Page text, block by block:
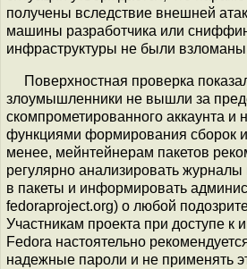
получены вследствие внешней
машины разработчика или
инфраструктуры не были
Поверхностная проверка
злоумышленники не вышли за
скомпрометированного аккаунта и
функциями формирования сборок
менее, мейнтейнерам пакетов
регулярно анализировать
в пакеты и информировать
fedoraproject.org) о любой
Участникам проекта при доступе к
Fedora настоятельно
надежные пароли и не применять